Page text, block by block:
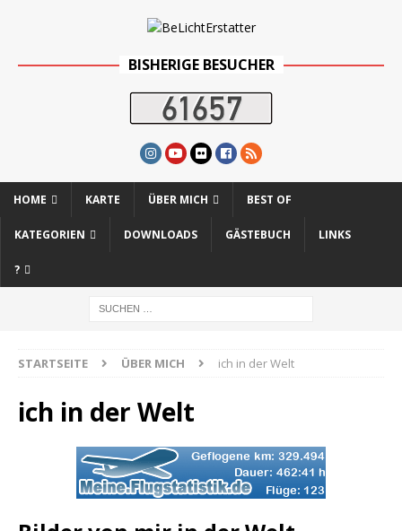
BISHERIGE BESUCHER
HOME KARTE ÜBER MICH BEST OF
KATEGORIEN DOWNLOADS GÄSTEBUCH LINKS
?
STARTSEITE ÜBER MICH ich in der Welt
ich in der Welt